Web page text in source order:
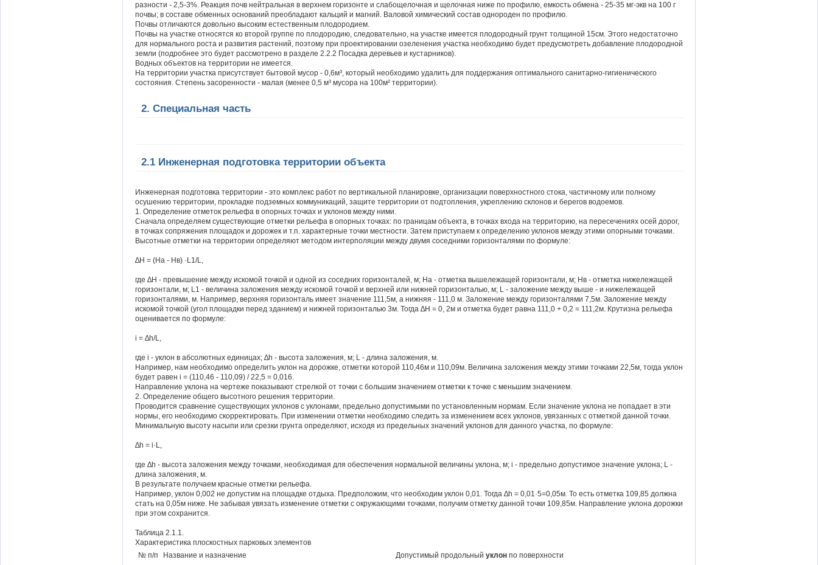
разности - 2,5-3%. Реакция почв нейтральная в верхнем горизонте и слабощелочная и щелочная ниже по профилю, емкость обмена - 25-35 мг-экв на 100 г
почвы; в составе обменных оснований преобладают кальций и магний. Валовой химический состав однороден по профилю.
Почвы отличаются довольно высоким естественным плодородием.
Почвы на участке относятся ко второй группе по плодородию, следовательно, на участке имеется плодородный грунт толщиной 15см. Этого недостаточно
для нормального роста и развития растений, поэтому при проектировании озеленения участка необходимо будет предусмотреть добавление плодородной
земли (подробнее это будет рассмотрено в разделе 2.2.2 Посадка деревьев и кустарников).
Водных объектов на территории не имеется.
На территории участка присутствует бытовой мусор - 0,6м³, который необходимо удалить для поддержания оптимального санитарно-гигиенического
состояния. Степень засоренности - малая (менее 0,5 м³ мусора на 100м² территории).
2. Специальная часть
2.1 Инженерная подготовка территории объекта
Инженерная подготовка территории - это комплекс работ по вертикальной планировке, организации поверхностного стока, частичному или полному
осушению территории, прокладке подземных коммуникаций, защите территории от подтопления, укреплению склонов и берегов водоемов.
1. Определение отметок рельефа в опорных точках и уклонов между ними.
Сначала определяем существующие отметки рельефа в опорных точках: по границам объекта, в точках входа на территорию, на пересечениях осей дорог,
в точках сопряжения площадок и дорожек и т.п. характерные точки местности. Затем приступаем к определению уклонов между этими опорными точками.
Высотные отметки на территории определяют методом интерполяции между двумя соседними горизонталями по формуле:
∆Н = (На - Нв) ·L1/L,
где ∆Н - превышение между искомой точкой и одной из соседних горизонталей, м; На - отметка вышележащей горизонтали, м; Нв - отметка нижележащей
горизонтали, м; L1 - величина заложения между искомой точкой и верхней или нижней горизонталью, м; L - заложение между выше - и нижележащей
горизонталями, м. Например, верхняя горизонталь имеет значение 111,5м, а нижняя - 111,0 м. Заложение между горизонталями 7,5м. Заложение между
искомой точкой (угол площадки перед зданием) и нижней горизонталью 3м. Тогда ∆Н = 0, 2м и отметка будет равна 111,0 + 0,2 = 111,2м. Крутизна рельефа
оценивается по формуле:
i = ∆h/L,
где i - уклон в абсолютных единицах; ∆h - высота заложения, м; L - длина заложения, м.
Например, нам необходимо определить уклон на дорожке, отметки которой 110,46м и 110,09м. Величина заложения между этими точками 22,5м, тогда уклон
будет равен i = (110,46 - 110,09) / 22,5 = 0,016.
Направление уклона на чертеже показывают стрелкой от точки с большим значением отметки к точке с меньшим значением.
2. Определение общего высотного решения территории.
Проводится сравнение существующих уклонов с уклонами, предельно допустимыми по установленным нормам. Если значение уклона не попадает в эти
нормы, его необходимо скорректировать. При изменении отметки необходимо следить за изменением всех уклонов, увязанных с отметкой данной точки.
Минимальную высоту насыпи или срезки грунта определяют, исходя из предельных значений уклонов для данного участка, по формуле:
∆h = i·L,
где ∆h - высота заложения между точками, необходимая для обеспечения нормальной величины уклона, м; i - предельно допустимое значение уклона; L -
длина заложения, м.
В результате получаем красные отметки рельефа.
Например, уклон 0,002 не допустим на площадке отдыха. Предположим, что необходим уклон 0,01. Тогда ∆h = 0,01·5=0,05м. То есть отметка 109,85 должна
стать на 0,05м ниже. Не забывая увязать изменение отметки с окружающими точками, получим отметку данной точки 109,85м. Направление уклона дорожки
при этом сохранится.
Таблица 2.1.1.
Характеристика плоскостных парковых элементов
№ п/п
Название и назначение Допустимый продольный уклон по поверхности